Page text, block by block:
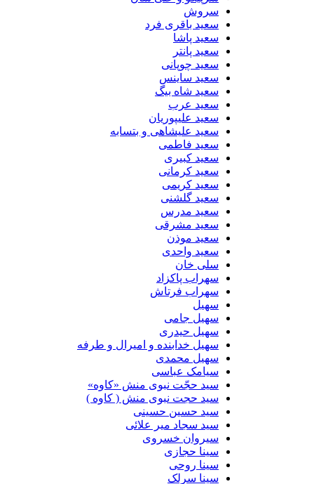
سروش
سعید باقری فرد
سعید پاشا
سعید پانتر
سعید چوپانی
سعید ساینس
سعید شاه بیگ
سعید عرب
سعید علیپوریان
سعید علیشاهی و بتسابه
سعید فاطمی
سعید کبیری
سعید کرمانی
سعید کریمی
سعید گلشنی
سعید مدرس
سعید مشرقی
سعید موذن
سعید واحدی
سلی خان
سهراب پاکزاد
سهراب فرتاش
سهیل
سهیل جامی
سهیل حیدری
سهیل خدابنده و امیرال و طرفه
سهیل محمدی
سیامک عباسی
سید حجّت نبوی منش «کاوه»
سید حجت نبوی منش ( کاوه )
سید حسین حسینى
سید سجاد میر علائی
سیروان خسروی
سینا حجازی
سینا روحی
سینا سرلک